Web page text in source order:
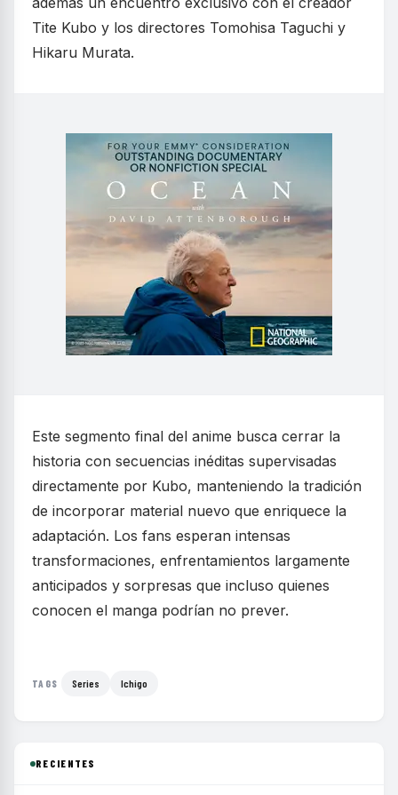
Tite Kubo y los directores Tomohisa Taguchi y
Hikaru Murata.
Este segmento final del anime busca cerrar la
historia con secuencias inéditas supervisadas
directamente por Kubo, manteniendo la tradición
de incorporar material nuevo que enriquece la
adaptación. Los fans esperan intensas
transformaciones, enfrentamientos largamente
anticipados y sorpresas que incluso quienes
conocen el manga podrían no prever.
TAGS Series Ichigo
RECIENTES